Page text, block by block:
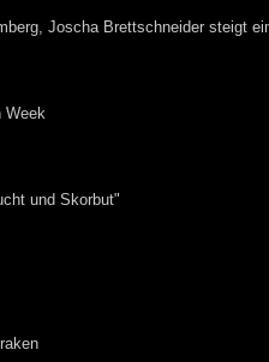
Joscha Brettschneider steigt
Week
und Skorbut"